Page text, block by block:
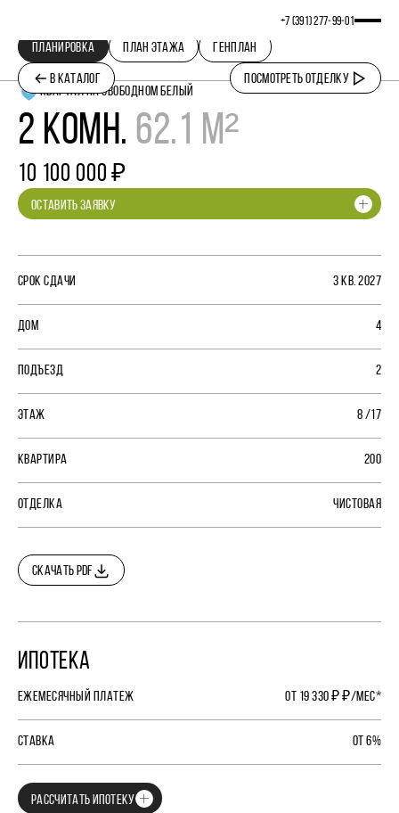
+7 (391) 277‒99‒01
В КАТАЛОГ
ПЛАНИРОВКА ПЛАН ЭТАЖА ГЕНПЛАН
ПОСМОТРЕТЬ ОТДЕЛКУ
КВАРТАЛ НА СВОБОДНОМ БЕЛЫЙ
2 КОМН. 62.1 М²
10 100 000 ₽
ОСТАВИТЬ ЗАЯВКУ
СРОК СДАЧИ 3 КВ. 2027
ДОМ 4
ПОДЪЕЗД 2
ЭТАЖ 8 /17
КВАРТИРА 200
ОТДЕЛКА ЧИСТОВАЯ
СКАЧАТЬ PDF
ИПОТЕКА
ЕЖЕМЕСЯЧНЫЙ ПЛАТЕЖ ОТ 19 330 ₽ ₽/МЕС*
СТАВКА ОТ 6%
РАССЧИТАТЬ ИПОТЕКУ